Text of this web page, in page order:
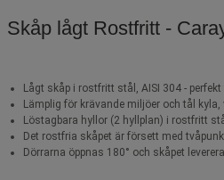
Skåp lågt Rostfritt -
Lågt skåp i rostfritt stål, AISI 304 -
Lämplig för krävande miljöer och tål
Löstagbara hyllor (2 hyllplan) i rostfritt
Det rostfria skåpet är försett med
Dörrarna öppnas 180° och skåpet